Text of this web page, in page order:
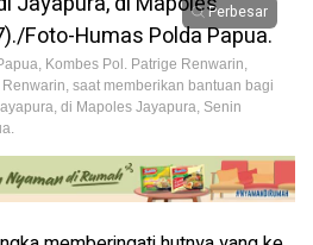
Perbesar
Kombes Pol. Patrige Renwarin,
saat memberikan bantuan bagi
di Mapoles Jayapura, Senin